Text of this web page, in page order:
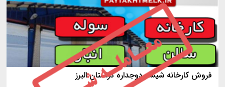
فروش کارخانه شیشه دوجداره دراستان البرز